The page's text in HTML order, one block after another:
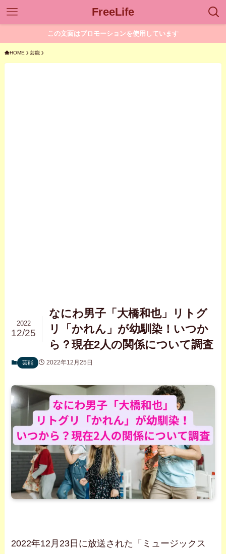
FreeLife
この文面はプロモーションを使用しています
HOME 芸能
なにわ男子「大橋和也」リトグ
リ「かれん」が幼馴染！いつか
ら？現在2人の関係について調査
2022
12/25
芸能 2022年12月25日
2022年12月23日に放送された「ミュージックス